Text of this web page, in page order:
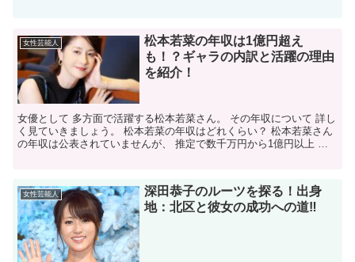
女性芸能人
松本若菜の年収は1億円超え
も！？ギャラの内訳と活躍の理由
を紹介！
女優として 多方面で活躍する松本若菜さん。 その年収について 詳し
く見ていきましょう。 松本若菜の年収はどれくらい？ 松本若菜さん
の年収は公表されていませんが、 推定で数千万円から1億円以上 と
女性芸能人
深田恭子のルーツを探る！出身
地：北区と彼女の成功への道‼